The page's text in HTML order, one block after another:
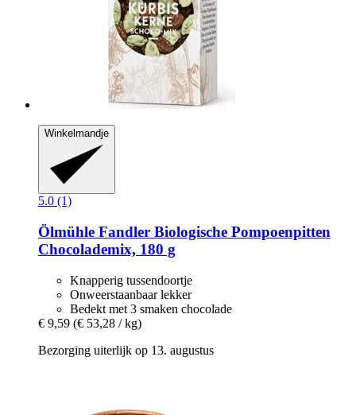
Winkelmandje
5.0 (1)
Ölmühle Fandler Biologische Pompoenpitten
Chocolademix, 180 g
Knapperig tussendoortje
Onweerstaanbaar lekker
Bedekt met 3 smaken chocolade
€ 9,59 (€ 53,28 / kg)
Bezorging uiterlijk op 13. augustus